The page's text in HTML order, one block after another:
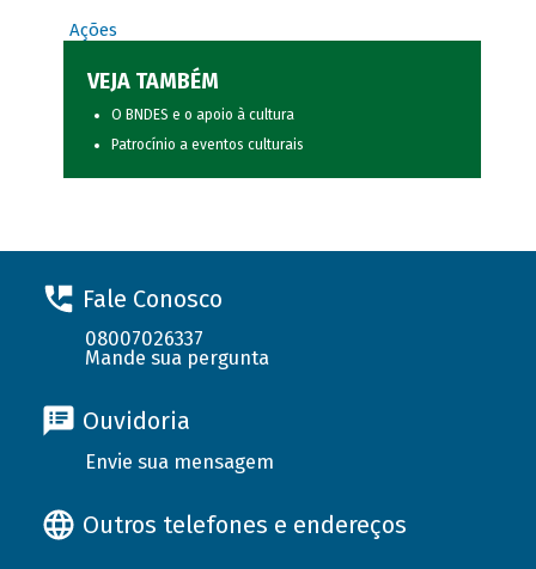
Ações
VEJA TAMBÉM
O BNDES e o apoio à cultura
Patrocínio a eventos culturais
Fale Conosco
08007026337
Mande sua pergunta
Ouvidoria
Envie sua mensagem
Outros telefones e endereços